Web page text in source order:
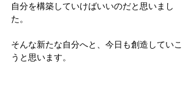
自分を構築していけばいいのだと思いまし
た。
そんな新たな自分へと、今日も創造していこ
うと思います。